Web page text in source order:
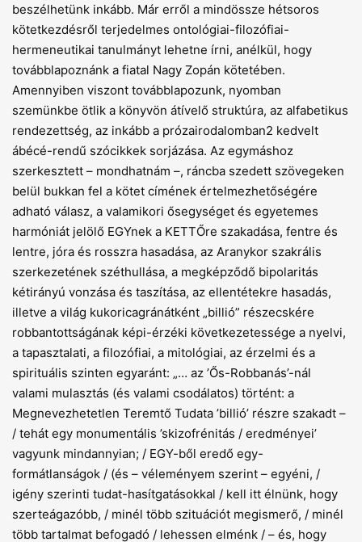
beszélhetünk inkább. Már erről a mindössze hétsoros
kötetkezdésről terjedelmes ontológiai-filozófiai-
hermeneutikai tanulmányt lehetne írni, anélkül, hogy
továbblapoznánk a fiatal Nagy Zopán kötetében.
Amennyiben viszont továbblapozunk, nyomban
szemünkbe ötlik a könyvön átívelő struktúra, az alfabetikus
rendezettség, az inkább a prózairodalomban2 kedvelt
ábécé-rendű szócikkek sorjázása. Az egymáshoz
szerkesztett – mondhatnám –, ráncba szedett szövegeken
belül bukkan fel a kötet címének értelmezhetőségére
adható válasz, a valamikori ősegységet és egyetemes
harmóniát jelölő EGYnek a KETTŐre szakadása, fentre és
lentre, jóra és rosszra hasadása, az Aranykor szakrális
szerkezetének széthullása, a megképződő bipolaritás
kétirányú vonzása és taszítása, az ellentétekre hasadás,
illetve a világ kukoricagránátként „billió” részecskére
robbantottságának képi-érzéki következetessége a nyelvi,
a tapasztalati, a filozófiai, a mitológiai, az érzelmi és a
spirituális szinten egyaránt: „… az ’Ős-Robbanás’-nál
valami mulasztás (és valami csodálatos) történt: a
Megnevezhetetlen Teremtő Tudata ’billió’ részre szakadt –
/ tehát egy monumentális ’skizofrénitás / eredményei’
vagyunk mindannyian; / EGY-ből eredő egy-
formátlanságok / (és – véleményem szerint – egyéni, /
igény szerinti tudat-hasítgatásokkal / kell itt élnünk, hogy
szerteágazóbb, / minél több szituációt megismerő, / minél
több tartalmat befogadó / lehessen elménk / – és, hogy